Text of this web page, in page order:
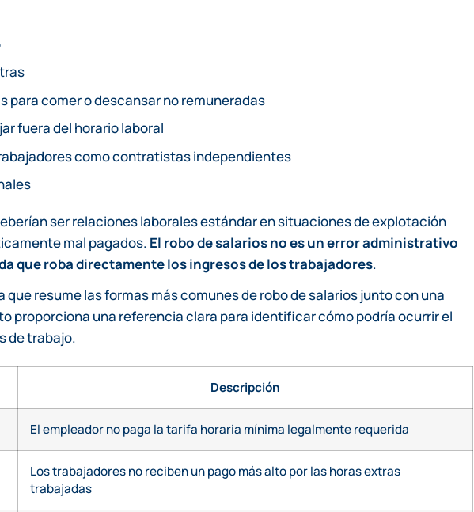
para comer o descansar no remuneradas
fuera del horario laboral
como contratistas independientes
ser relaciones laborales estándar en situaciones de explotación
mal pagados. El robo de salarios no es un error administrativo
que roba directamente los ingresos de los trabajadores.
resume las formas más comunes de robo de salarios junto con una
proporciona una referencia clara para identificar cómo podría ocurrir el
de trabajo.
Descripción
El empleador no paga la tarifa horaria mínima legalmente requerida
Los trabajadores no reciben un pago más alto por las horas extras
trabajadas